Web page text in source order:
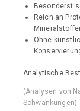
Besonderst
Reich an
Ohne
Analytische
(Analysen von
Schwankungen)